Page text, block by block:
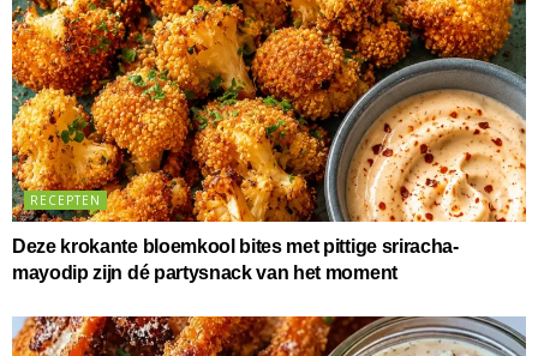
RECEPTEN
Deze krokante bloemkool bites met pittige sriracha-
mayodip zijn dé partysnack van het moment